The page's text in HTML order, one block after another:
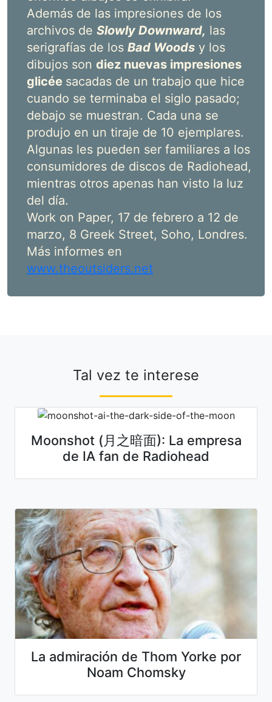
Además de las impresiones de los
archivos de Slowly Downward, las
serigrafías de los Bad Woods y los
dibujos son diez nuevas impresiones
glicée sacadas de un trabajo que hice
cuando se terminaba el siglo pasado;
debajo se muestran. Cada una se
produjo en un tiraje de 10 ejemplares.
Algunas les pueden ser familiares a los
consumidores de discos de Radiohead,
mientras otros apenas han visto la luz
del día.
Work on Paper, 17 de febrero a 12 de
marzo, 8 Greek Street, Soho, Londres.
Más informes en
www.theoutsiders.net
Tal vez te interese
Moonshot (月之暗面): La empresa
de IA fan de Radiohead
La admiración de Thom Yorke por
Noam Chomsky